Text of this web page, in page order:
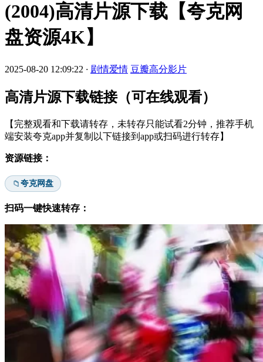
(2004)高清片源下载【夸克网
盘资源4K】
2025-08-20 12:09:22 · 剧情爱情 豆瓣高分影片
高清片源下载链接（可在线观看）
【完整观看和下载请转存，未转存只能试看2分钟，推荐手机
端安装夸克app并复制以下链接到app或扫码进行转存】
资源链接：
📁夸克网盘
扫码一键快速转存：